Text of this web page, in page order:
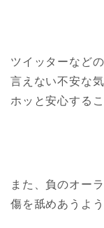
ツイッターなど
言えない不安な
ホッと安心する
また、負のオー
傷を舐めあうよ